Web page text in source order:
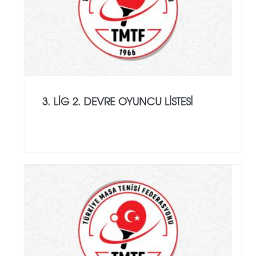
3. LIG 2. DEVRE OYUNCU LISTESI